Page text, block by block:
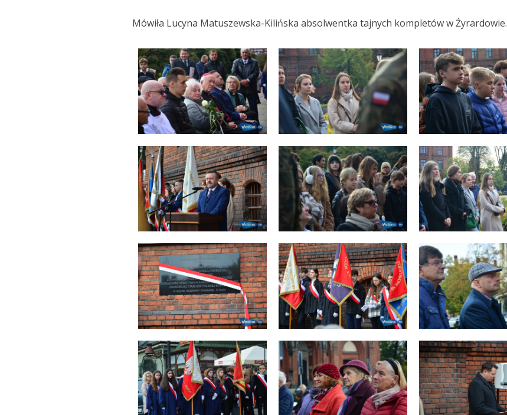
Mówiła Lucyna Matuszewska-Kilińska absolwentka tajnych kompletów w Żyrardowie.